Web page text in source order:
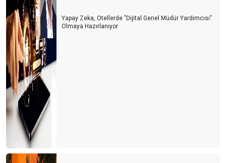
Yapay Zeka, Otellerde "Dijital Genel Müdür Yardımcısı"
Olmaya Hazırlanıyor